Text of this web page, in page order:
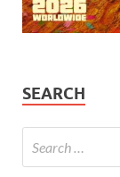
SEARCH